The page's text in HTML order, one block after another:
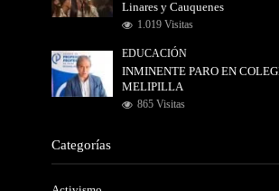
Linares y Cauquenes
1.019 Visitas
EDUCACIÓN
INMINENTE PARO EN
MELIPILLA
865 Visitas
Categorías